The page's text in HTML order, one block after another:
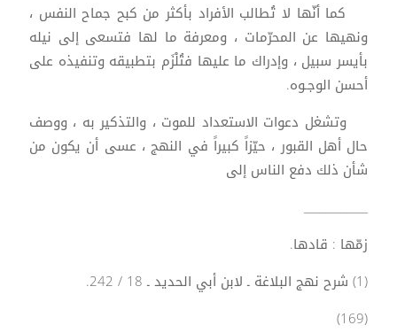
كما أنّها لا تُطالب الأفراد بأكثر من كبح جماح النفس ،
ونهيها عن المحرّمات ، ومعرفة ما لها فتسعى إلى نيله
بأيسر سبيل ، وإدراك ما عليها فتُلْزَم بتطبيقه وتنفيذه على
أحسن الوجـوه.
وتشغل دعوات الاستعداد للموت ، والتذكير به ، ووصف
حال أهل القبور ، حيّزاً كبيراً في النهج ، عسى أن يكون من
شأن ذلك دفع الناس إلى
____________
زمّها : قادها.
(1) شرح نهج البلاغة ـ لابن أبي الحديد ـ 18 / 242.
(169)